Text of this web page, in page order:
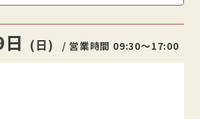
(日) / 営業時間 09:30〜17:00